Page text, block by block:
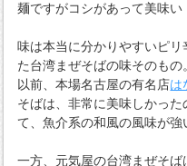
麺ですがコシがあって美味い
味は本当に分かりやすいピ
た台湾まぜそばの味そのもの
以前、本場名古屋の有名店は
そばは、非常に美味しかっ
て、魚介系の和風の風味が強
一方、元気屋の台湾まぜそ